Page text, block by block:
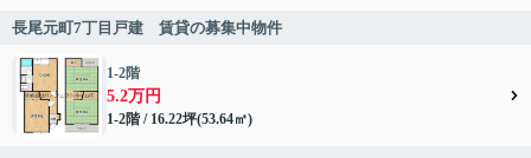
長尾元町7丁目戸建 賃貸の募集中物件
1-2階
5.2万円
1-2階 / 16.22坪(53.64㎡)